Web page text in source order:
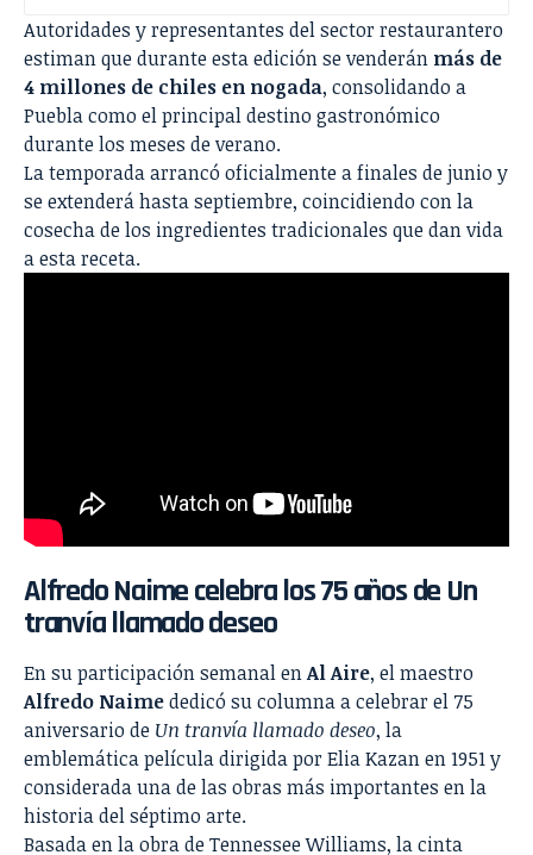
Autoridades y representantes del sector restaurantero
estiman que durante esta edición se venderán más de
4 millones de chiles en nogada, consolidando a
Puebla como el principal destino gastronómico
durante los meses de verano.
La temporada arrancó oficialmente a finales de junio y
se extenderá hasta septiembre, coincidiendo con la
cosecha de los ingredientes tradicionales que dan vida
a esta receta.
Alfredo Naime celebra los 75 años de Un
tranvía llamado deseo
En su participación semanal enAl Aire, el maestro
Alfredo Naimededicó su columna a celebrar el 75
aniversario de Un tranvía llamado deseo, la
emblemática película dirigida por Elia Kazan en 1951 y
considerada una de las obras más importantes en la
historia del séptimo arte.
Basada en la obra de Tennessee Williams, la cinta